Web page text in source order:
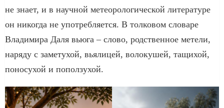
не знает, и в научной метеорологической литературе
он никогда не употребляется. В толковом словаре
Владимира Даля вьюга – слово, родственное метели,
наряду с заметухой, вьялицей, волокушей, тащихой,
поносухой и поползухой.